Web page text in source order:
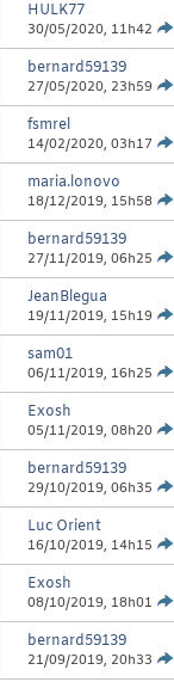
HULK77
30/05/2020, 11h42
bernard59139
27/05/2020, 23h59
fsmrel
14/02/2020, 03h17
maria.lonovo
18/12/2019, 15h58
bernard59139
27/11/2019, 06h25
JeanBlegua
19/11/2019, 15h19
sam01
06/11/2019, 16h25
Exosh
05/11/2019, 08h20
bernard59139
29/10/2019, 06h35
Luc Orient
16/10/2019, 14h15
Exosh
08/10/2019, 18h01
bernard59139
21/09/2019, 20h33